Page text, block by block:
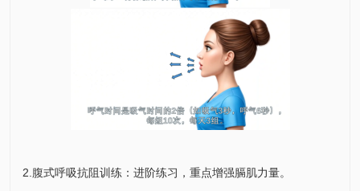
2.腹式呼吸抗阻训练：进阶练习，重点增强膈肌力量。